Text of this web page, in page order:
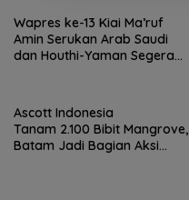
Wapres ke-13 Kiai Ma’ruf
Amin Serukan Arab Saudi
dan Houthi-Yaman Segera
Ascott Indonesia
Tanam 2.100 Bibit Mangrove,
Batam Jadi Bagian Aksi